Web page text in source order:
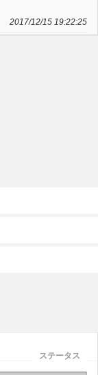
2017/12/15 19:22:25
ステータス